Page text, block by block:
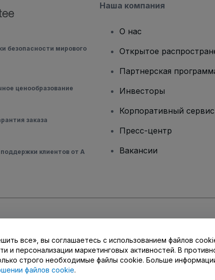
безопасности мирового
ценообразование
заказа
клиентов от А
Наша компания
О нас
Открытое
Партнерская
Инвесторы
Корпоративный сервис
Пресс-центр
Вакансии
личную информацию третьим лицам/Ваши настройки
все», вы соглашаетесь с использованием файлов
и персонализации маркетинговых активностей. В
строго необходимые файлы cookie. Больше
файлов cookie.